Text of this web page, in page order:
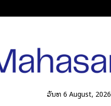
ວັນທີ 6 August, 2026